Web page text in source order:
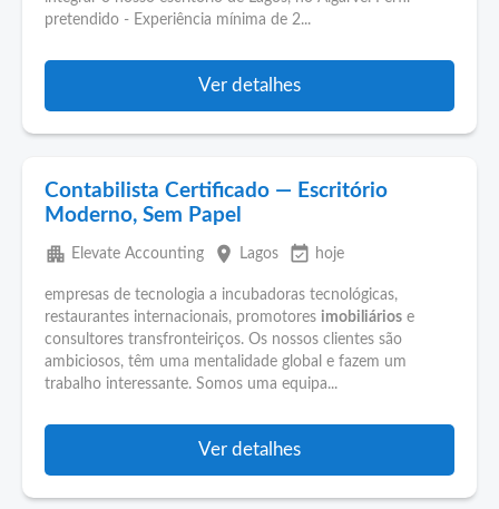
pretendido - Experiência mínima de 2...
Ver detalhes
Contabilista Certificado — Escritório
Moderno, Sem Papel
apartment Elevate Accounting place Lagos event_available hoje
empresas de tecnologia a incubadoras tecnológicas,
restaurantes internacionais, promotores imobiliários e
consultores transfronteiriços. Os nossos clientes são
ambiciosos, têm uma mentalidade global e fazem um
trabalho interessante. Somos uma equipa...
Ver detalhes